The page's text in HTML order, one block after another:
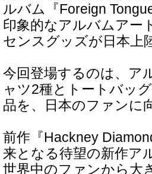
ルバム『Foreign
印象的なアルバムアー
センスグッズが日本上
今回登場するのは、ア
ャツ2種とトートバッ
品を、日本のファンに
前作『Hackney
来となる待望の新作ア
世界中のファンから大